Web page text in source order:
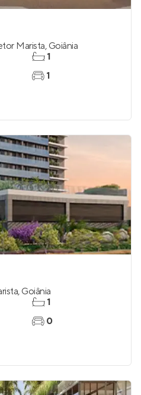
Marista, Goiânia
1
1
, Goiânia
1
0